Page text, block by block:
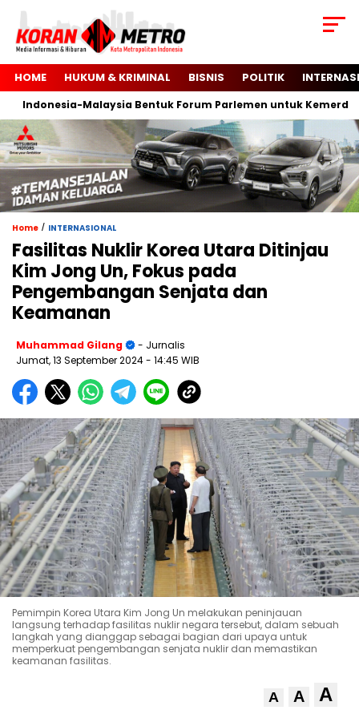
HOME HUKUM & KRIMINAL BISNIS POLITIK
Indonesia-Malaysia Bentuk Forum Parlemen untuk
Home / INTERNASIONAL
Fasilitas Nuklir Korea Utara Ditinjau
Kim Jong Un, Fokus pada
Pengembangan Senjata dan
Keamanan
Muhammad Gilang
- Jurnalis
Jumat, 13 September 2024- 14:45 WIB
Pemimpin Korea Utara Kim Jong Un melakukan peninjauan
langsung terhadap fasilitas nuklir negara tersebut, dalam sebuah
langkah yang dianggap sebagai bagian dari upaya untuk
memperkuat pengembangan senjata nuklir dan memastikan
keamanan fasilitas.
A A A